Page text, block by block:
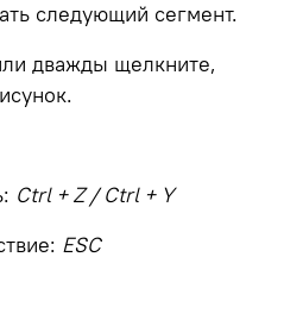
следующий сегмент.
дважды щелкните,
Ctrl + Z / Ctrl + Y
ESC